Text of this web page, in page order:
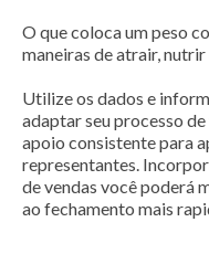
O que coloca um peso
maneiras de atrair,
Utilize os dados e
adaptar seu processo
apoio consistente para
representantes.
de vendas você poderá
ao fechamento mais